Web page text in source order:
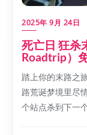
2025年 9月 24日
死亡日 狂杀
Roadtrip）
踏上你的末路之
路荒诞梦境里尽
个站点杀到下一